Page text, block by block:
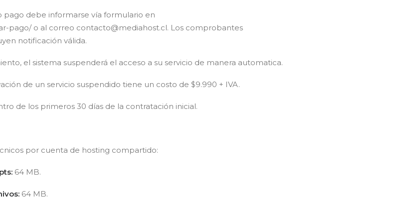
pago debe informarse vía formulario en
pago/ o al correo contacto@mediahost.cl. Los comprobantes
notificación válida.
el sistema suspenderá el acceso a su servicio de manera automatica.
de un servicio suspendido tiene un costo de $9.990 + IVA.
de los primeros 30 días de la contratación inicial.
por cuenta de hosting compartido:
64 MB.
64 MB.